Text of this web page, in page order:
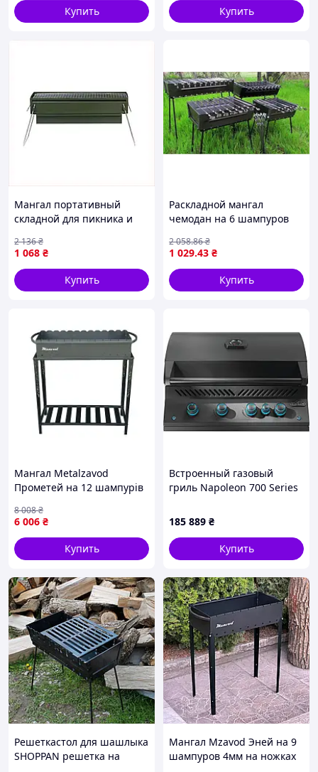
Купить Купить
Мангал портативный
складной для пикника и
решеткой из
нержавеющей стали
1 068 ₴
2 136₴
Купить
Раскладной мангал
чемодан на 6 шампуров
природе с регулировкой
высоты
1 029.43 ₴
2 058.86₴
Купить
Мангал Metalzavod
Прометей на 12 шампурів
6 006 ₴
8 008₴
Купить
Встроенный газовый
гриль Napoleon 700 Series
черный BIG32RBPMK-1
Код: 013378
185 889 ₴
Купить
Решеткастол для шашлыка
SHOPPAN решетка на
Мангал Mzavod Эней на 9
шампуров 4мм на ножках